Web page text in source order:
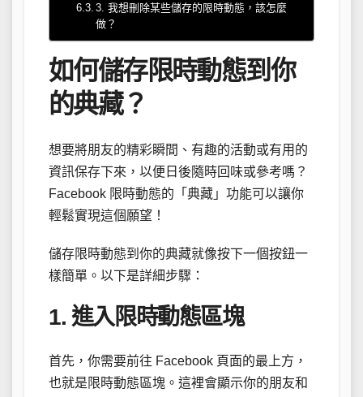
3. 我想刪除某些儲存的限時動態，該怎麼
做？
如何儲存限時動態到你
的典藏？
想要將朋友的精彩瞬間、有趣的活動或有用的
資訊保存下來，以便日後隨時回味或參考嗎？
Facebook 限時動態的「典藏」功能可以讓你
輕鬆實現這個願望！
儲存限時動態到你的典藏就像按下一個按鈕一
樣簡單。以下是詳細步驟：
1. 進入限時動態區塊
首先，你需要前往 Facebook 頁面的最上方，
也就是限時動態區塊。這裡會顯示你的朋友和